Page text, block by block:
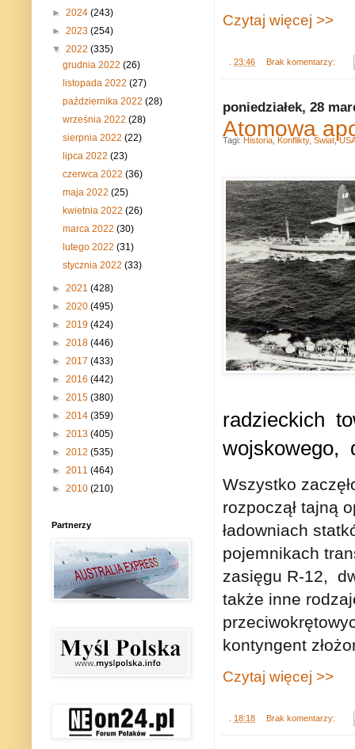
Czytaj więcej >>
23:46 Brak komentarzy:
poniedziałek, 28
Atomowa
radzieckich
wojskowego,
Wszystko
rozpoczął tajną
ładowniach
pojemnikach
zasięgu R-12,
także inne
kontyngent
Czytaj więcej >>
18:18 Brak komentarzy:
Tagi: Historia Konflikty, Świat,
► 2024 (243)
► 2023 (254)
▼ 2022 (335)
grudnia 2022(26)
listopada 2022(27)
października 2022(28)
września 2022(28)
sierpnia 2022(22)
lipca 2022(23)
czerwca 2022(36)
maja 2022(25)
kwietnia 2022(26)
marca 2022(30)
lutego 2022(31)
stycznia 2022(33)
► 2021 (428)
► 2020 (495)
► 2019 (424)
► 2018 (446)
► 2017 (433)
► 2016 (442)
► 2015 (380)
► 2014 (359)
► 2013 (405)
► 2012 (535)
► 2011 (464)
► 2010 (210)
Partnerzy